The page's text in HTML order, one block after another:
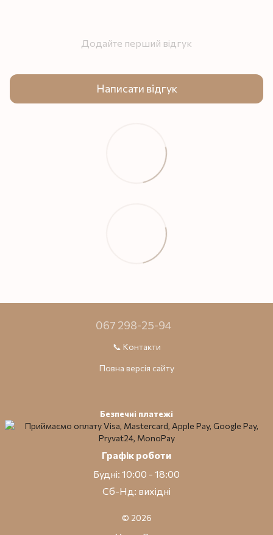
Додайте перший відгук
Написати відгук
067 298-25-94
📞 Контакти
Повна версія сайту
Безпечні платежі
Графік роботи
Будні: 10:00 - 18:00
Сб-Нд: вихідні
© 2026